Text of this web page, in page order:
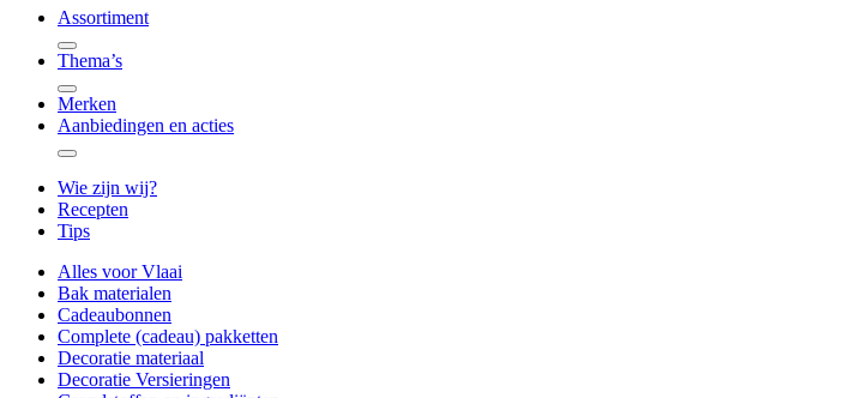
Assortiment
Thema’s
Merken
Aanbiedingen en acties
Wie zijn wij?
Recepten
Tips
Alles voor Vlaai
Bak materialen
Cadeaubonnen
Complete (cadeau) pakketten
Decoratie materiaal
Decoratie Versieringen